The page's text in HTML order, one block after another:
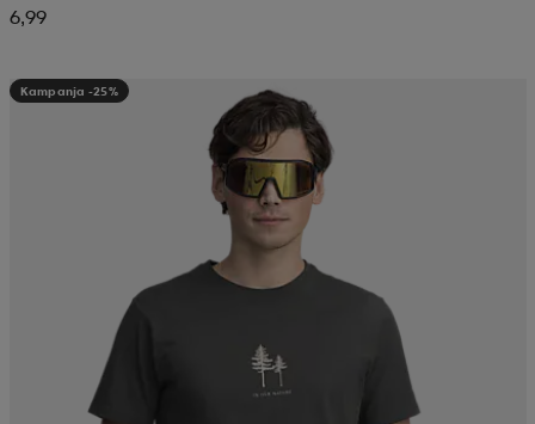
6,99
Kampanja -25%